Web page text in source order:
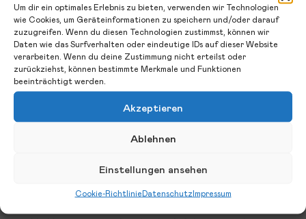
Um dir ein optimales Erlebnis zu bieten, verwenden wir Technologien
wie Cookies, um Geräteinformationen zu speichern und/oder darauf
zuzugreifen. Wenn du diesen Technologien zustimmst, können wir
Daten wie das Surfverhalten oder eindeutige IDs auf dieser Website
verarbeiten. Wenn du deine Zustimmung nicht erteilst oder
zurückziehst, können bestimmte Merkmale und Funktionen
beeinträchtigt werden.
Akzeptieren
Ablehnen
Einstellungen ansehen
Cookie-RichtlinieDatenschutzImpressum
Water/Waste sind extrem robust und
und Schläuche verbinden. Manipulationsschutz und
nur extrem schnell sondern auch sicher.